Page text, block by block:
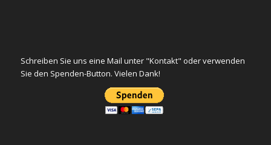
Schreiben Sie uns eine Mail unter "Kontakt" oder verwenden
Sie den Spenden-Button. Vielen Dank!